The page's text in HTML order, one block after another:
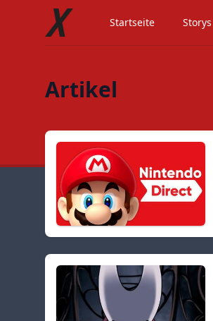
Startseite Storys
Artikel